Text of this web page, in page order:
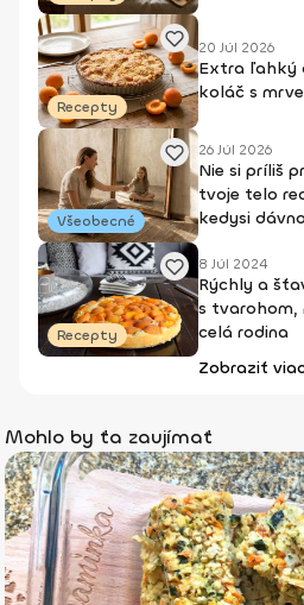
Recepty
20 Júl 2026
Extra ľahký
koláč s
Všeobecné
26 Júl 2026
Nie si príliš
tvoje telo
kedysi dávno
Recepty
8 Júl 2024
Rýchly a
s
celá rodina
Zobraziť
Mohlo by ťa zaujímať